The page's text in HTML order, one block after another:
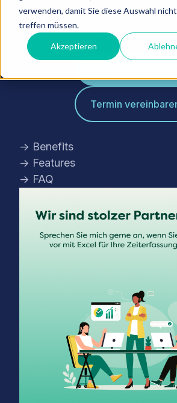
verwenden, damit Sie diese Auswahl
treffen müssen.
Akzeptieren
Compliance-Anforderungen
erfüllen – direkt aus der Cloud.
Termin
→ Benefits
→ Features
→ FAQ